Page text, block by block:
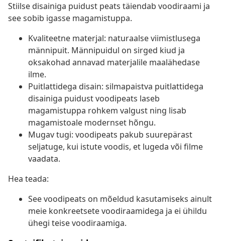
Stiilse disainiga puidust peats täiendab voodiraami ja
see sobib igasse magamistuppa.
Kvaliteetne materjal: naturaalse viimistlusega
männipuit. Männipuidul on sirged kiud ja
oksakohad annavad materjalile maalähedase
ilme.
Puitlattidega disain: silmapaistva puitlattidega
disainiga puidust voodipeats laseb
magamistuppa rohkem valgust ning lisab
magamistoale modernset hõngu.
Mugav tugi: voodipeats pakub suurepärast
seljatuge, kui istute voodis, et lugeda või filme
vaadata.
Hea teada:
See voodipeats on mõeldud kasutamiseks ainult
meie konkreetsete voodiraamidega ja ei ühildu
ühegi teise voodiraamiga.